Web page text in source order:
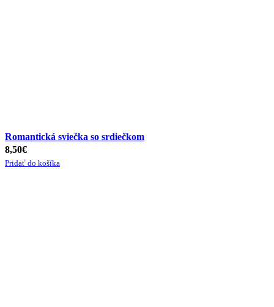
Romantická sviečka so srdiečkom
8,50€
Pridať do košíka